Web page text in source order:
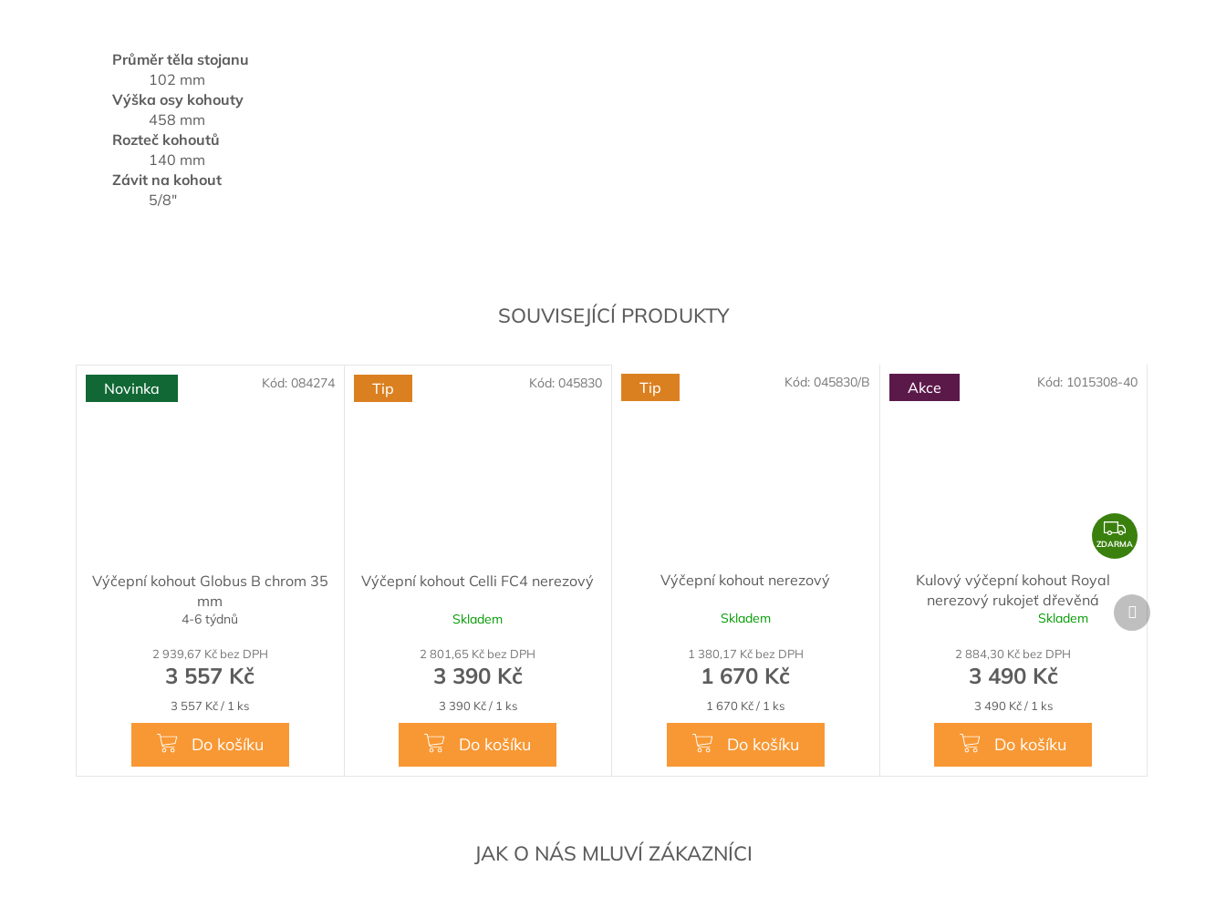
JAK O NÁS MLUVÍ ZÁKAZNÍCI
SOUVISEJÍCÍ PRODUKTY
Novinka
Výčepní kohout Globus B chrom 35
mm
4-6 týdnů
2 939,67 Kč bez DPH
3 557 Kč
Měrná
cena:
3 557 Kč / 1 ks
Do košíku
Kód: 084274 Tip
Výčepní kohout Celli FC4 nerezový
Skladem
2 801,65 Kč bez DPH
3 390 Kč
Měrná
cena:
3 390 Kč / 1 ks
Do košíku
Kód: 045830 Tip
Výčepní kohout nerezový
Skladem
1 380,17 Kč bez DPH
1 670 Kč
Měrná
cena:
1 670 Kč / 1 ks
Do košíku
Kód: 045830/B Akce
Z
D
R
M
A
ZDARMA
Kulový výčepní kohout Royal
nerezový rukojeť dřevěná
Skladem
2 884,30 Kč bez DPH
3 490 Kč
Měrná
cena:
3 490 Kč / 1 ks
Do košíku
Kód: 1015308-40
Další
produkt
Průměr těla stojanu
102 mm
Výška osy kohouty
458 mm
Rozteč kohoutů
140 mm
Závit na kohout
5/8"